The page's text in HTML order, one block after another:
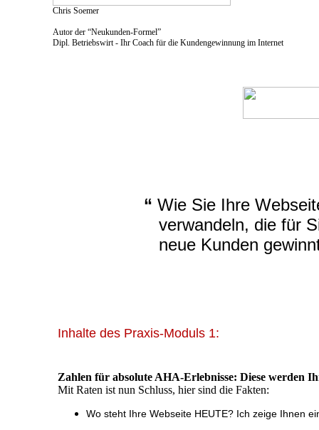
Chris Soemer
Autor der “Neukunden-Formel”
Dipl. Betriebswirt - Ihr Coach für die Kundengewinnung im Internet
“ Wie Sie Ihre
verwandeln, die für
neue Kunden
Inhalte des Praxis-Moduls 1:
Zahlen für absolute AHA-Erlebnisse: Diese werden
Mit Raten ist nun Schluss, hier sind die Fakten:
Wo steht Ihre Webseite HEUTE? Ich zeige Ihnen